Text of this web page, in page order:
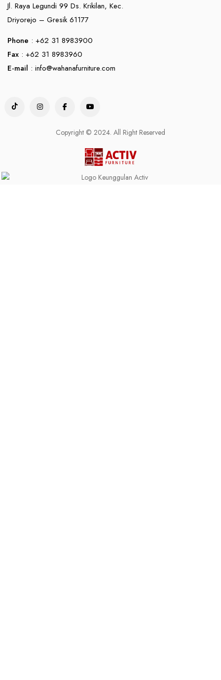
Jl. Raya Legundi 99 Ds. Krikilan, Kec.
Driyorejo – Gresik 61177
Phone : +62 31 8983900
Fax : +62 31 8983960
E-mail : info@wahanafurniture.com
Copyright © 2024. All Right Reserved